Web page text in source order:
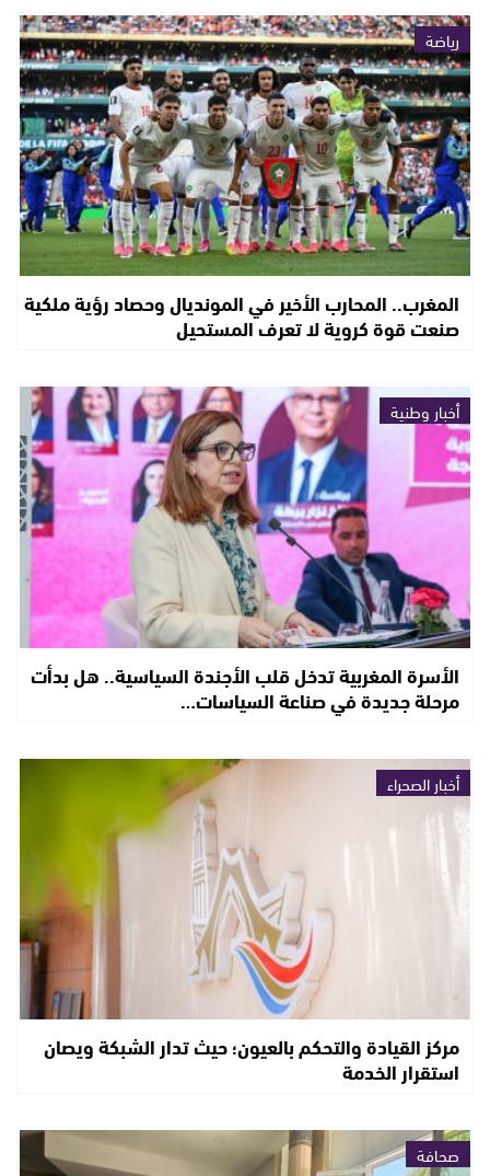
رياضة
المغرب.. المحارب الأخير في المونديال وحصاد رؤية ملكية
صنعت قوة كروية لا تعرف المستحيل
أخبار وطنية
الأسرة المغربية تدخل قلب الأجندة السياسية.. هل بدأت
مرحلة جديدة في صناعة السياسات…
أخبار الصحراء
مركز القيادة والتحكم بالعيون؛ حيث تدار الشبكة ويصان
استقرار الخدمة
صحافة